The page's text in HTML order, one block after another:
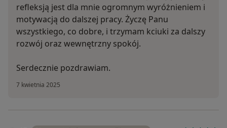
refleksją jest dla mnie ogromnym wyróżnieniem i
motywacją do dalszej pracy. Życzę Panu
wszystkiego, co dobre, i trzymam kciuki za dalszy
rozwój oraz wewnętrzny spokój.
Serdecznie pozdrawiam.
7 kwietnia 2025